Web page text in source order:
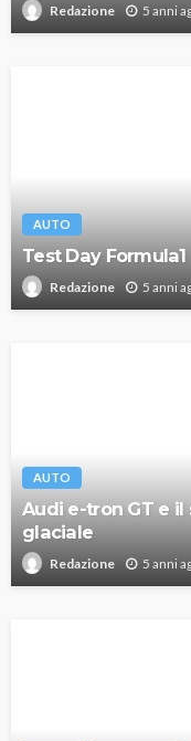
Redazione 5 anni
AUTO
Test Day Formula1
Redazione 5 anni
AUTO
Audi e-tron GT e
glaciale
Redazione 5 anni